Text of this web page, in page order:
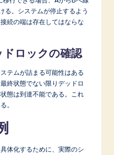
る。システムが停止するよう
続の端は存在してはならな
ロックの確認
テムが詰まる可能性はある
終状態でない限りデッドロ
態は到達不能である。これ
。
体化するために、実際のシ